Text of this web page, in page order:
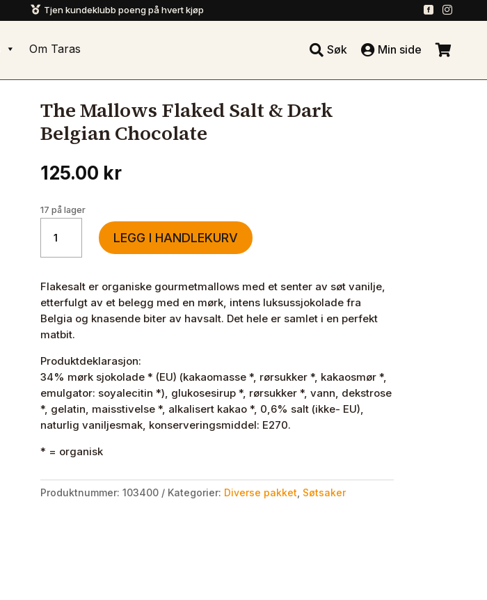
 Tjen kundeklubb poeng på hvert kjøp  
Om Taras  Søk  Min side 
The Mallows Flaked Salt & Dark
Belgian Chocolate
125.00 kr
17 på lager
Mallows
Flaked
&
Dark
Belgian
Chocolate
LEGG I HANDLEKURV
Flakesalt er organiske gourmetmallows med et senter av søt vanilje,
etterfulgt av et belegg med en mørk, intens luksussjokolade fra
Belgia og knasende biter av havsalt. Det hele er samlet i en perfekt
matbit.
Produktdeklarasjon:
34% mørk sjokolade * (EU) (kakaomasse *, rørsukker *, kakaosmør *,
emulgator: soyalecitin *), glukosesirup *, rørsukker *, vann, dekstrose
*, gelatin, maisstivelse *, alkalisert kakao *, 0,6% salt (ikke- EU),
naturlig vaniljesmak, konserveringsmiddel: E270.
* = organisk
Produktnummer: 103400 Kategorier: Diverse pakket Søtsaker